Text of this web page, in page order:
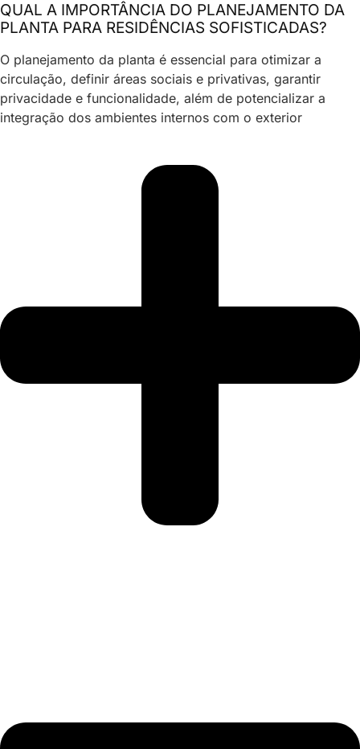
QUAL A IMPORTÂNCIA DO PLANEJAMENTO DA
PLANTA PARA RESIDÊNCIAS SOFISTICADAS?
O planejamento da planta é essencial para otimizar a
circulação, definir áreas sociais e privativas, garantir
privacidade e funcionalidade, além de potencializar a
integração dos ambientes internos com o exterior